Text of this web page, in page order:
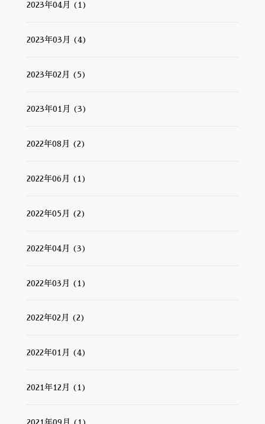
2023年04月 (1)
2023年03月 (4)
2023年02月 (5)
2023年01月 (3)
2022年08月 (2)
2022年06月 (1)
2022年05月 (2)
2022年04月 (3)
2022年03月 (1)
2022年02月 (2)
2022年01月 (4)
2021年12月 (1)
2021年09月 (1)